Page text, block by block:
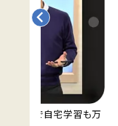
見放題で自宅学習も万